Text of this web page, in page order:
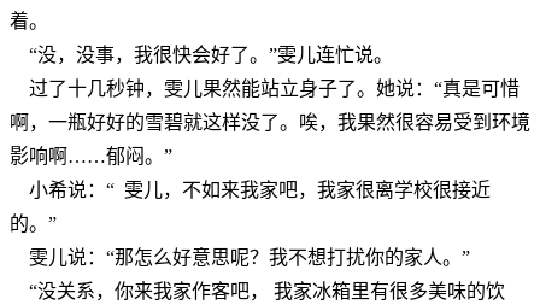
着。
“没，没事，我很快会好了。”雯儿连忙说。
过了十几秒钟，雯儿果然能站立身子了。她说：“真是可惜
啊，一瓶好好的雪碧就这样没了。唉，我果然很容易受到环境
影响啊……郁闷。”
小希说：“ 雯儿，不如来我家吧，我家很离学校很接近
的。”
雯儿说：“那怎么好意思呢？我不想打扰你的家人。”
“没关系，你来我家作客吧， 我家冰箱里有很多美味的饮